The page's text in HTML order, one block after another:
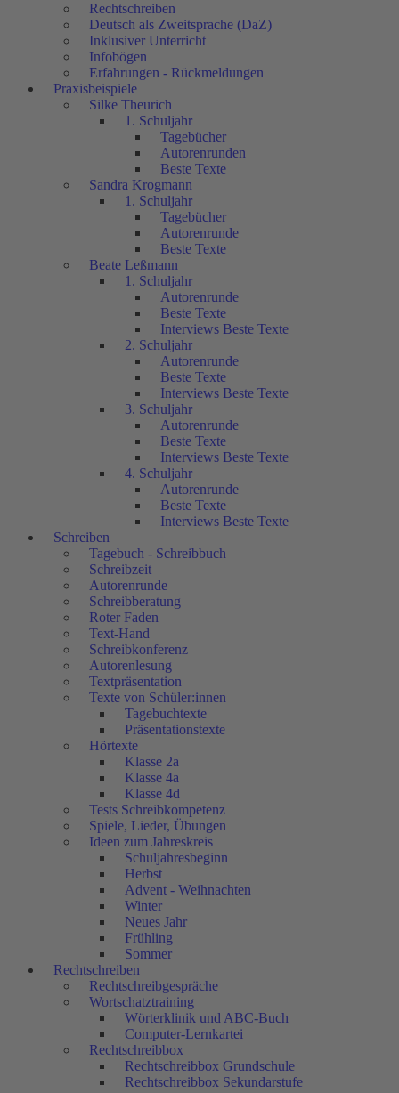
Rechtschreiben
Deutsch als Zweitsprache (DaZ)
Inklusiver Unterricht
Infobögen
Erfahrungen - Rückmeldungen
Praxisbeispiele
Silke Theurich
1. Schuljahr
Tagebücher
Autorenrunden
Beste Texte
Sandra Krogmann
1. Schuljahr
Tagebücher
Autorenrunde
Beste Texte
Beate Leßmann
1. Schuljahr
Autorenrunde
Beste Texte
Interviews Beste Texte
2. Schuljahr
Autorenrunde
Beste Texte
Interviews Beste Texte
3. Schuljahr
Autorenrunde
Beste Texte
Interviews Beste Texte
4. Schuljahr
Autorenrunde
Beste Texte
Interviews Beste Texte
Schreiben
Tagebuch - Schreibbuch
Schreibzeit
Autorenrunde
Schreibberatung
Roter Faden
Text-Hand
Schreibkonferenz
Autorenlesung
Textpräsentation
Texte von Schüler:innen
Tagebuchtexte
Präsentationstexte
Hörtexte
Klasse 2a
Klasse 4a
Klasse 4d
Tests Schreibkompetenz
Spiele, Lieder, Übungen
Ideen zum Jahreskreis
Schuljahresbeginn
Herbst
Advent - Weihnachten
Winter
Neues Jahr
Frühling
Sommer
Rechtschreiben
Rechtschreibgespräche
Wortschatztraining
Wörterklinik und ABC-Buch
Computer-Lernkartei
Rechtschreibbox
Rechtschreibbox Grundschule
Rechtschreibbox Sekundarstufe